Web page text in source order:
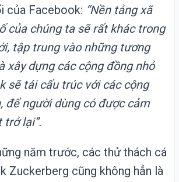
của Facebook: “Nền tảng xã
của chúng ta sẽ rất khác trong
tập trung vào những tương
xây dựng các cộng đồng nhỏ
sẽ tái cấu trúc với các cộng
để người dùng có được cảm
trở lại”.
năm trước, các thử thách cá
Zuckerberg cũng không hẳn là